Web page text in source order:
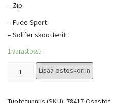
– Zip
– Fude Sport
– Solifer skootterit
1 varastossa
Lisää ostoskoriin